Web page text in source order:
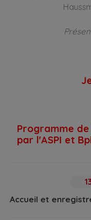
Programme
par l'ASPI et
Accueil et